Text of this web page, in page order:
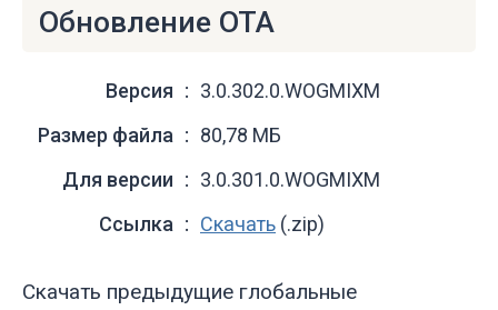
Обновление OTA
Версия
3.0.302.0.WOGMIXM
Размер файла
80,78 МБ
Для версии
3.0.301.0.WOGMIXM
Ссылка
Скачать (.zip)
Скачать предыдущие глобальные